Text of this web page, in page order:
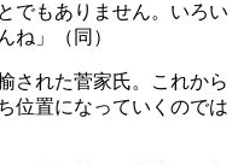
でもありません。いろい
ね」（同）
された菅家氏。これから
位置になっていくのでは